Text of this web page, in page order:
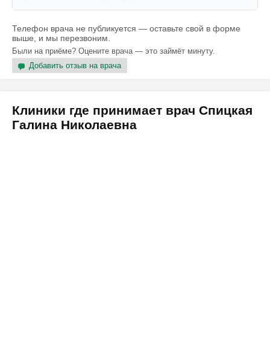
Телефон врача не публикуется — оставьте свой в форме
выше, и мы перезвоним.
Были на приёме? Оцените врача — это займёт минуту.
Добавить отзыв на врача
Клиники где принимает врач Спицкая
Галина Николаевна